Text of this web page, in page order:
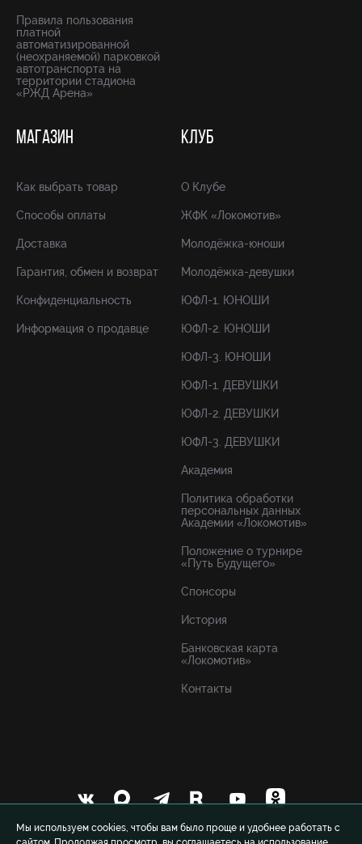
Мы используем cookies, чтобы вам было проще и удобнее работать с
Правила пользования
платной
автоматизированной
(неохраняемой) парковкой
автотранспорта на
территории стадиона
«РЖД Арена»
МАГАЗИН
Как выбрать товар
Способы оплаты
Доставка
Гарантия, обмен и возврат
Конфиденциальность
Информация о продавце
КЛУБ
О Клубе
ЖФК «Локомотив»
Молодёжка-юноши
Молодёжка-девушки
ЮФЛ-1. ЮНОШИ
ЮФЛ-2. ЮНОШИ
ЮФЛ-3. ЮНОШИ
ЮФЛ-1. ДЕВУШКИ
ЮФЛ-2. ДЕВУШКИ
ЮФЛ-3. ДЕВУШКИ
Академия
Политика обработки
персональных данных
Академии «Локомотив»
Положение о турнире
«Путь Будущего»
Спонсоры
История
Банковская карта
«Локомотив»
Контакты